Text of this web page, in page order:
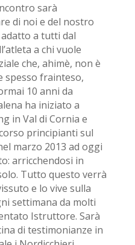
sarà
di noi e del nostro
a tutti dal
a chi vuole
che, ahimè, non è
spesso frainteso,
10 anni da
ha iniziato a
in Val di Cornia e
principianti sul
marzo 2013 ad oggi
arricchendosi in
Tutto questo verrà
e lo vive sulla
settimana da molti
Istruttore. Sarà
di testimonianze in